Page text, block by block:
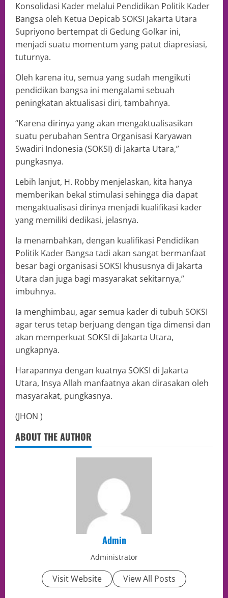
Konsolidasi Kader melalui Pendidikan Politik Kader
Bangsa oleh Ketua Depicab SOKSI Jakarta Utara
Supriyono bertempat di Gedung Golkar ini,
menjadi suatu momentum yang patut diapresiasi,
tuturnya.
Oleh karena itu, semua yang sudah mengikuti
pendidikan bangsa ini mengalami sebuah
peningkatan aktualisasi diri, tambahnya.
“Karena dirinya yang akan mengaktualisasikan
suatu perubahan Sentra Organisasi Karyawan
Swadiri Indonesia (SOKSI) di Jakarta Utara,”
pungkasnya.
Lebih lanjut, H. Robby menjelaskan, kita hanya
memberikan bekal stimulasi sehingga dia dapat
mengaktualisasi dirinya menjadi kualifikasi kader
yang memiliki dedikasi, jelasnya.
Ia menambahkan, dengan kualifikasi Pendidikan
Politik Kader Bangsa tadi akan sangat bermanfaat
besar bagi organisasi SOKSI khususnya di Jakarta
Utara dan juga bagi masyarakat sekitarnya,”
imbuhnya.
Ia menghimbau, agar semua kader di tubuh SOKSI
agar terus tetap berjuang dengan tiga dimensi dan
akan memperkuat SOKSI di Jakarta Utara,
ungkapnya.
Harapannya dengan kuatnya SOKSI di Jakarta
Utara, Insya Allah manfaatnya akan dirasakan oleh
masyarakat, pungkasnya.
(JHON )
ABOUT THE AUTHOR
Admin
Administrator
Visit Website View All Posts